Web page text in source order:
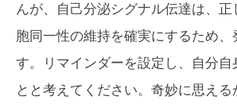
んが、自己分泌シグナル伝達は、正
胞同一性の維持を確実にするため
す。リマインダーを設定し、自分自
とと考えてください。奇妙に思える